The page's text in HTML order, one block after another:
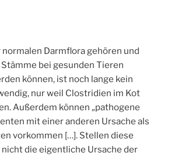
Darmflora gehören und
bei gesunden Tieren
können, ist noch lange kein
nur weil Clostridien im Kot
Außerdem können „pathogene
mit einer anderen Ursache als
vorkommen […]. Stellen diese
die eigentliche Ursache der